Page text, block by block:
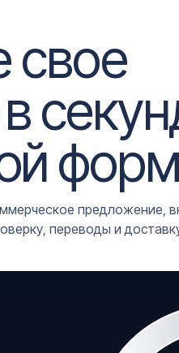
свое
предложение,
переводы и